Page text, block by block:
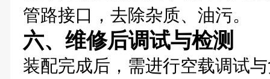
管路接口，去除杂质、油污。
六、维修后调试与检测
装配完成后，需进行空载调试